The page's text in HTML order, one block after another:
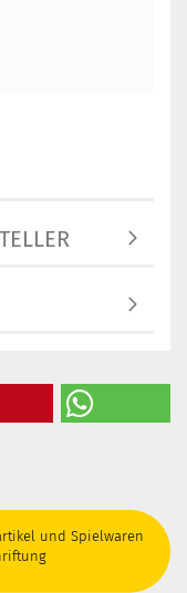
und Spielwaren